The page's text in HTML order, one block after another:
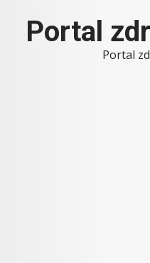
contentPortal
Portal